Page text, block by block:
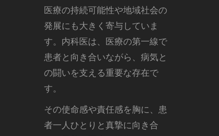
医療の持続可能性や地域社会の
発展にも大きく寄与していま
す。内科医は、医療の第一線で
患者と向き合いながら、病気と
の闘いを支える重要な存在で
す。
その使命感や責任感を胸に、患
者一人ひとりと真摯に向き合